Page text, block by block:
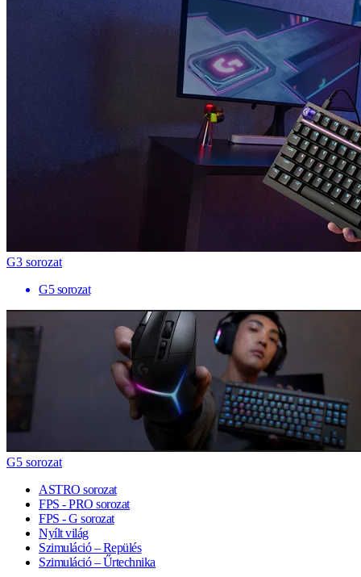
G3 sorozat
G5 sorozat
G5 sorozat
ASTRO sorozat
FPS - PRO sorozat
FPS - G sorozat
Nyílt világ
Szimuláció – Repülés
Szimuláció – Űrtechnika